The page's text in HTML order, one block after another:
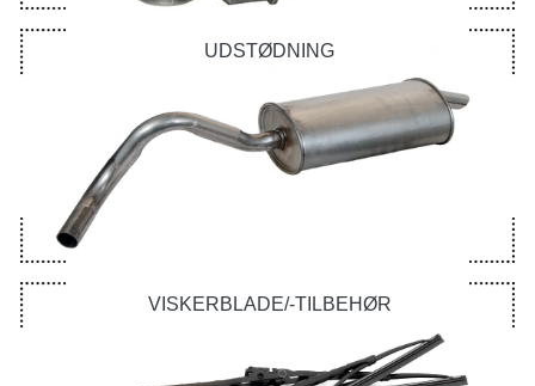
UDSTØDNING
VISKERBLADE/-TILBEHØR